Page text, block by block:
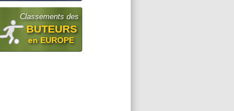
Classements des
BUTEURS
en EUROPE